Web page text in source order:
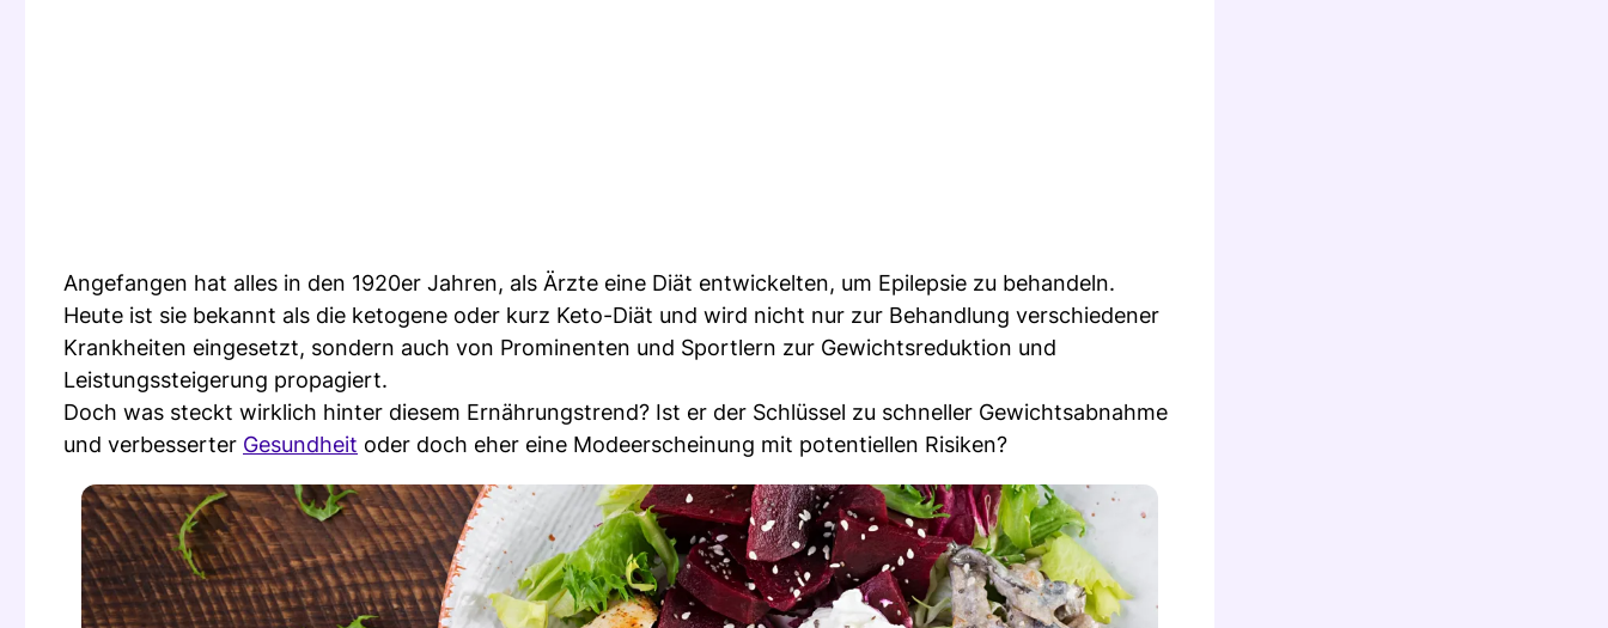
Angefangen hat alles in den 1920er Jahren, als Ärzte eine Diät entwickelten, um Epilepsie zu behandeln.
Heute ist sie bekannt als die ketogene oder kurz Keto-Diät und wird nicht nur zur Behandlung verschiedener
Krankheiten eingesetzt, sondern auch von Prominenten und Sportlern zur Gewichtsreduktion und
Leistungssteigerung propagiert.
Doch was steckt wirklich hinter diesem Ernährungstrend? Ist er der Schlüssel zu schneller Gewichtsabnahme
und verbesserter Gesundheit oder doch eher eine Modeerscheinung mit potentiellen Risiken?